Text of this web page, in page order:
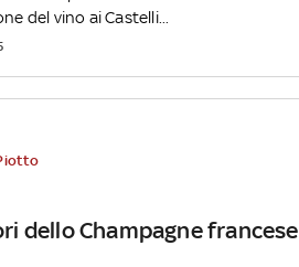
del vino ai Castelli...
dello Champagne francese